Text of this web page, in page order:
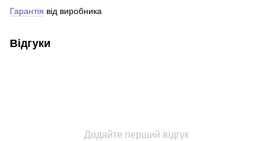
Гарантія від виробника
Відгуки
Додайте перший відгук